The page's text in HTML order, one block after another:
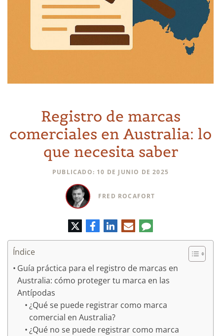
Registro de marcas
comerciales en Australia: lo
que necesita saber
PUBLICADO: 10 DE JUNIO DE 2025
FRED ROCAFORT
TwitterFacebook
LinkedIn
Correo
electrónico
Comentario
Índice
Guía práctica para el registro de marcas en
Australia: cómo proteger tu marca en las
Antípodas
¿Qué se puede registrar como marca
comercial en Australia?
¿Qué no se puede registrar como marca